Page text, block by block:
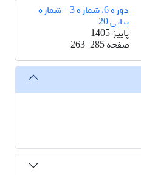
دوره 6، شماره 3 - شماره
پیاپی 20
پاییز 1405
صفحه263-285